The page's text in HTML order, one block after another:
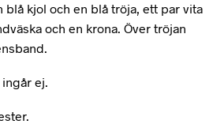
blå kjol och en blå tröja, ett par vita
och en krona. Över tröjan
ej.